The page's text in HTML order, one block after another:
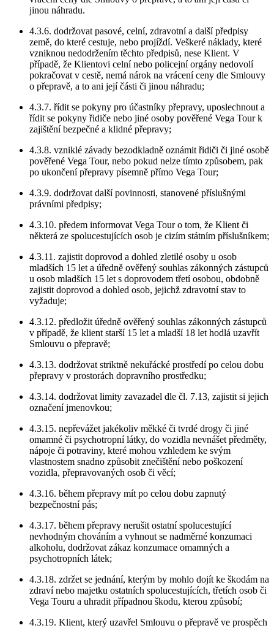
jinou náhradu.
4.3.6. dodržovat pasové, celní, zdravotní a další předpisy
země, do které cestuje, nebo projíždí. Veškeré náklady, které
vzniknou nedodržením těchto předpisů, nese Klient. V
případě, že Klientovi celní nebo policejní orgány nedovolí
pokračovat v cestě, nemá nárok na vrácení ceny dle Smlouvy
o přepravě, a to ani její části či jinou náhradu;
4.3.7. řídit se pokyny pro účastníky přepravy, uposlechnout a
řídit se pokyny řidiče nebo jiné osoby pověřené Vega Tour k
zajištění bezpečné a klidné přepravy;
4.3.8. vzniklé závady bezodkladně oznámit řidiči či jiné osobě
pověřené Vega Tour, nebo pokud nelze tímto způsobem, pak
po ukončení přepravy písemně přímo Vega Tour;
4.3.9. dodržovat další povinnosti, stanovené příslušnými
právními předpisy;
4.3.10. předem informovat Vega Tour o tom, že Klient či
některá ze spolucestujících osob je cizím státním příslušníkem;
4.3.11. zajistit doprovod a dohled zletilé osoby u osob
mladších 15 let a úředně ověřený souhlas zákonných zástupců
u osob mladších 15 let s doprovodem třetí osobou, obdobně
zajistit doprovod a dohled osob, jejichž zdravotní stav to
vyžaduje;
4.3.12. předložit úředně ověřený souhlas zákonných zástupců
v případě, že klient starší 15 let a mladší 18 let hodlá uzavřít
Smlouvu o přepravě;
4.3.13. dodržovat striktně nekuřácké prostředí po celou dobu
přepravy v prostorách dopravního prostředku;
4.3.14. dodržovat limity zavazadel dle čl. 7.13, zajistit si jejich
označení jmenovkou;
4.3.15. nepřevážet jakékoliv měkké či tvrdé drogy či jiné
omamné či psychotropní látky, do vozidla nevnášet předměty,
nápoje či potraviny, které mohou vzhledem ke svým
vlastnostem snadno způsobit znečištění nebo poškození
vozidla, přepravovaných osob či věcí;
4.3.16. během přepravy mít po celou dobu zapnutý
bezpečnostní pás;
4.3.17. během přepravy nerušit ostatní spolucestující
nevhodným chováním a vyhnout se nadměrné konzumaci
alkoholu, dodržovat zákaz konzumace omamných a
psychotropních látek;
4.3.18. zdržet se jednání, kterým by mohlo dojít ke škodám na
zdraví nebo majetku ostatních spolucestujících, třetích osob či
Vega Touru a uhradit případnou škodu, kterou způsobí;
4.3.19. Klient, který uzavřel Smlouvu o přepravě ve prospěch